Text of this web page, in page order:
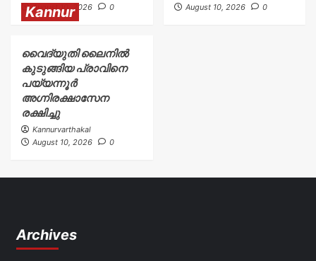
August 10, 2026
0
August 10, 2026
0
Kannur
വൈദ്യുതി ലൈനിൽ
കുടുങ്ങിയ പ്രാവിനെ
പയ്യന്നൂർ
അഗ്നിരക്ഷാസേന
രക്ഷിച്ചു
Kannurvarthakal
August 10, 2026
0
Archives